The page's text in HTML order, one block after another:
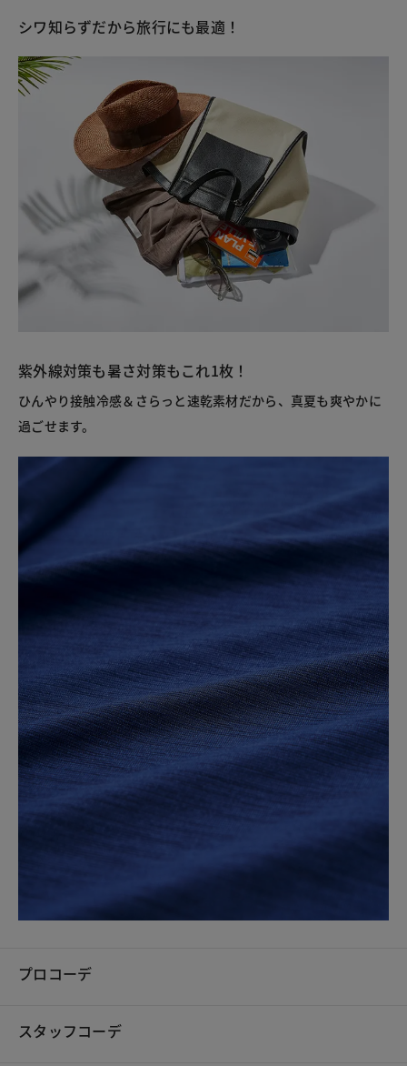
シワ知らずだから旅行にも最適！
紫外線対策も暑さ対策もこれ1枚！
ひんやり接触冷感＆さらっと速乾素材だから、真夏も爽やかに
過ごせます。
プロコーデ
スタッフコーデ